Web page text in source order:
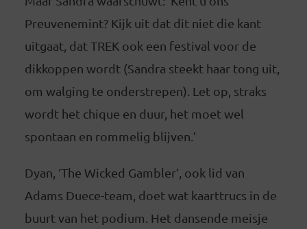
Preuvenemint? Kijk uit dat dit niet die kant
uitgaat, dat TREK ook een festival voor de
dikkoppen wordt (Sandra steekt haar tong uit,
om walging te onderstrepen). Let op, straks
wordt het chique en duur, het moet wel
spontaan en rommelig blijven.’
Dyan, ‘The Wicked Gambler’, ook lid van
Adams Duece-team, doet wat kaarttrucs in de
buurt van het podium. Het dansende meisje